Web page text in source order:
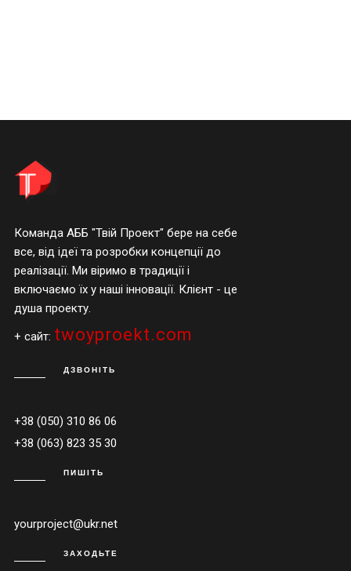
Команда АББ "Твій Проект" бере на себе
все, від ідеї та розробки концепції до
реалізації. Ми віримо в традиції і
включаємо їх у наші інновації. Клієнт - це
душа проекту.
+ сайт: twoyproekt.com
ДЗВОНІТЬ
+38 (050) 310 86 06
+38 (063) 823 35 30
ПИШІТЬ
yourproject@ukr.net
ЗАХОДЬТЕ